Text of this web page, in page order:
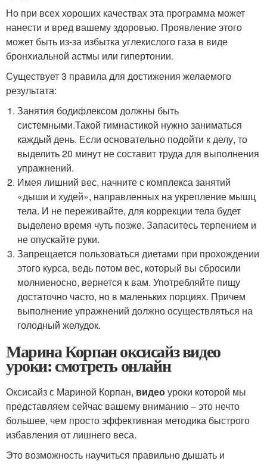
Но при всех хороших качествах эта программа может
нанести и вред вашему здоровью. Проявление этого
может быть из-за избытка углекислого газа в виде
бронхиальной астмы или гипертонии.
Существует 3 правила для достижения желаемого
результата:
Занятия бодифлексом должны быть
системными.Такой гимнастикой нужно заниматься
каждый день. Если основательно подойти к делу, то
выделить 20 минут не составит труда для выполнения
упражнений.
Имея лишний вес, начните с комплекса занятий
«дыши и худей», направленных на укрепление мышц
тела. И не переживайте, для коррекции тела будет
выделено время чуть позже. Запаситесь терпением и
не опускайте руки.
Запрещается пользоваться диетами при прохождении
этого курса, ведь потом вес, который вы сбросили
молниеносно, вернется к вам. Употребляйте пищу
достаточно часто, но в маленьких порциях. Причем
выполнение упражнений должно осуществляться на
голодный желудок.
Марина Корпан оксисайз видео
уроки: смотреть онлайн
Оксисайз с Мариной Корпан, видеоуроки которой мы
представляем сейчас вашему вниманию – это нечто
большее, чем просто эффективная методика быстрого
избавления от лишнего веса.
Это возможность научиться правильно дышать и